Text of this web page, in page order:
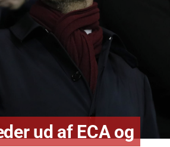
ud af ECA og